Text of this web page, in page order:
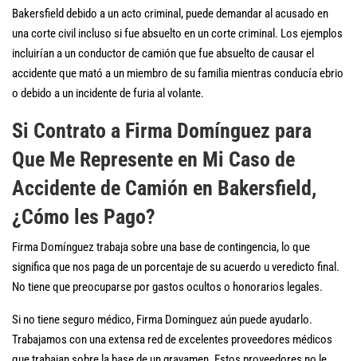
Bakersfield debido a un acto criminal, puede demandar al acusado en
una corte civil incluso si fue absuelto en un corte criminal. Los ejemplos
incluirían a un conductor de camión que fue absuelto de causar el
accidente que mató a un miembro de su familia mientras conducía ebrio
o debido a un incidente de furia al volante.
Si Contrato a Firma Domínguez para
Que Me Represente en Mi Caso de
Accidente de Camión en Bakersfield,
¿Cómo les Pago?
Firma Domínguez trabaja sobre una base de contingencia, lo que
significa que nos paga de un porcentaje de su acuerdo u veredicto final.
No tiene que preocuparse por gastos ocultos o honorarios legales.
Si no tiene seguro médico, Firma Dominguez aún puede ayudarlo.
Trabajamos con una extensa red de excelentes proveedores médicos